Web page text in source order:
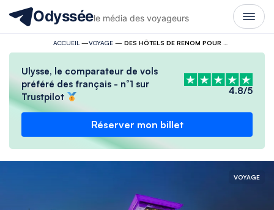
Odysséele média des voyageurs
ACCUEIL —VOYAGE—
Ulysse, le comparateur de vols
préféré des français - n°1 sur
Trustpilot
4.8/5
Réserver mon billet
VOYAGE